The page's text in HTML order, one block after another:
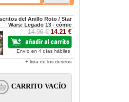
del Anillo Roto / Star
Wars: Legado 13 - cómic
14.96 € 14.21 €
Envío en 4 días hábiles
+ lista de los deseos